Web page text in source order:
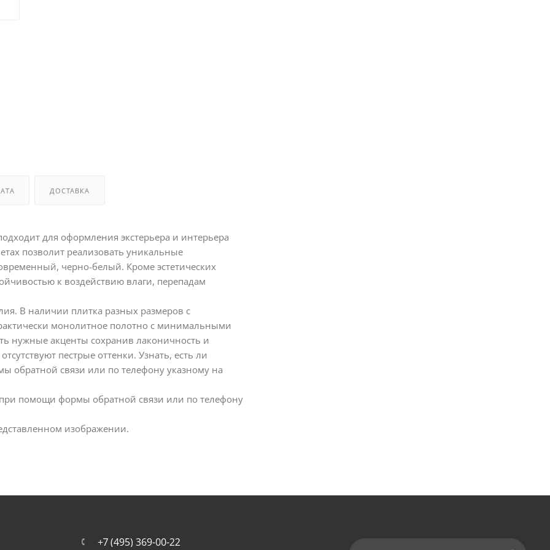
ДОСТАВКА
для оформления экстерьера и интерьера
позволит реализовать уникальные
черно-белый. Кроме эстетических
к воздействию влаги, перепадам
В наличии плитка разных размеров с
монолитное полотно с минимальными
нужные акценты сохранив лаконичность и
пестрые оттенки. Узнать, есть ли
связи или по телефону указному на
помощи формы обратной связи или по телефону
изображении.
+7 (495) 369-00-22